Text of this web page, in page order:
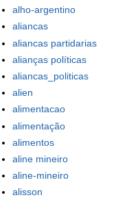
alho-argentino
aliancas
aliancas partidarias
alianças políticas
aliancas_politicas
alien
alimentacao
alimentação
alimentos
aline mineiro
aline-mineiro
alisson